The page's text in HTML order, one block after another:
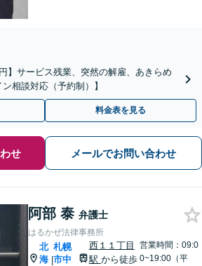
】サービス残業、突然の解雇、あきらめ
相談対応（予約制）】
料金表を見る
せ メールでお問い合わせ
阿部 泰 弁護士
はるかぜ法律事務所
北
海 |
札幌
市中
西１１丁目
駅 から徒歩
営業時間：09:0
0~19:00（平